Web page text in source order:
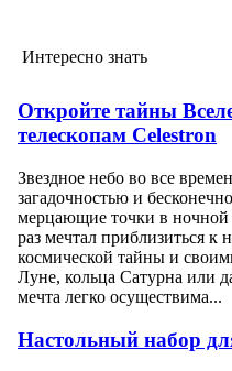
Интересно знать
Откройте тайны
телескопам Celestron
Звездное небо во все
загадочностью и
мерцающие точки в
раз мечтал приблизиться к
космической тайны и
Луне, кольца Сатурна или
мечта легко осуществима...
Настольный набор